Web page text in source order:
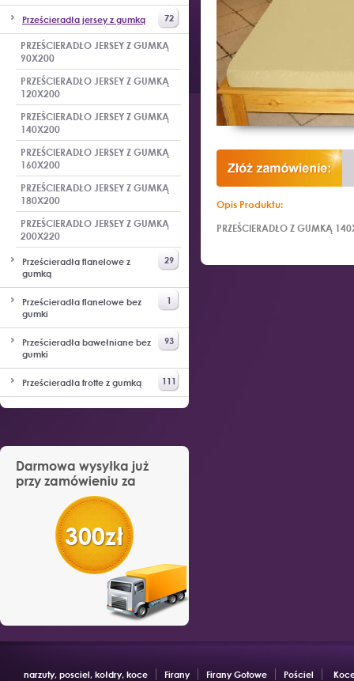
Prześcieradła jersey z gumką 72
PRZEŚCIERADŁO JERSEY Z GUMKĄ
90X200
PRZEŚCIERADŁO JERSEY Z GUMKĄ
120X200
PRZEŚCIERADŁO JERSEY Z GUMKĄ
140X200
PRZEŚCIERADŁO JERSEY Z GUMKĄ
160X200
PRZEŚCIERADŁO JERSEY Z GUMKĄ
180X200
PRZEŚCIERADŁO JERSEY Z GUMKĄ
200X220
Prześcieradła flanelowe z
gumką
29
Prześcieradła flanelowe bez
gumki
1
Prześcieradła bawełniane bez
gumki
93
Prześcieradła frotte z gumką 111
Darmowa wysyłka już
przy zamówieniu za
300zł
Opis Produktu:
PRZEŚCIERADŁO Z GUMKĄ
narzuty, posciel, kołdry, koce Firany Firany Gotowe Pościel